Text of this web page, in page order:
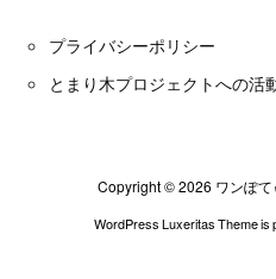
プライバシーポリシー
とまり木プロジェクトへの活
Copyright ©2026 ワンぽて
WordPress Luxeritas Theme is